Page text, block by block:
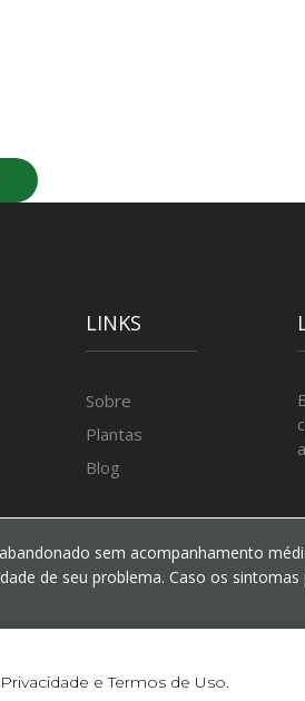
LINKS
Sobre
Plantas
Blog
sem acompanhamento
de seu problema. Caso os
e Termos de Uso